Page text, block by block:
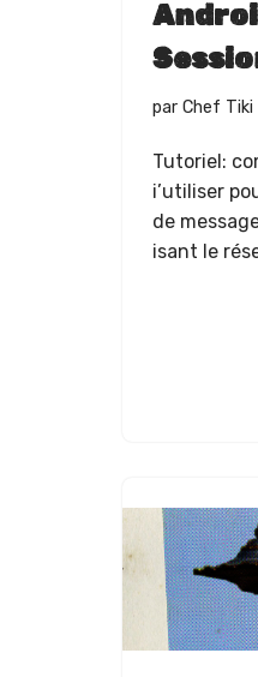
par Chef Tiki
Tuto­riel:
i’u­tilis­er
de
isant le